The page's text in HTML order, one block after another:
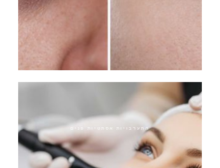
אפקט תפירת עיניים
התערבויות אסתטיות פנים